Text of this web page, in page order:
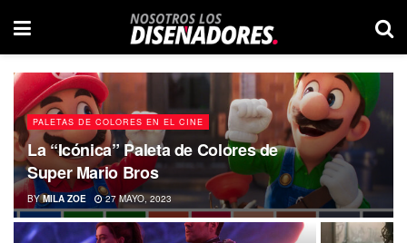
PALETAS DE COLORES EN EL CINE
La “Icónica” Paleta de Colores de
Super Mario Bros
BY MILA ZOE 27 MAYO, 2023